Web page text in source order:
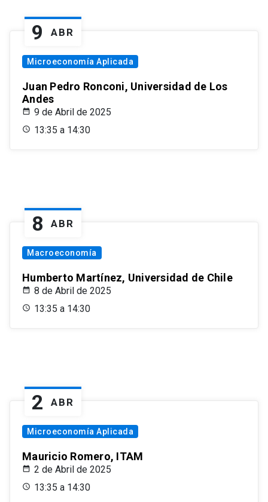
9 ABR
Microeconomía Aplicada
Juan Pedro Ronconi, Universidad de Los
Andes
9 de Abril de 2025
13:35 a 14:30
8 ABR
Macroeconomía
Humberto Martínez, Universidad de Chile
8 de Abril de 2025
13:35 a 14:30
2 ABR
Microeconomía Aplicada
Mauricio Romero, ITAM
2 de Abril de 2025
13:35 a 14:30